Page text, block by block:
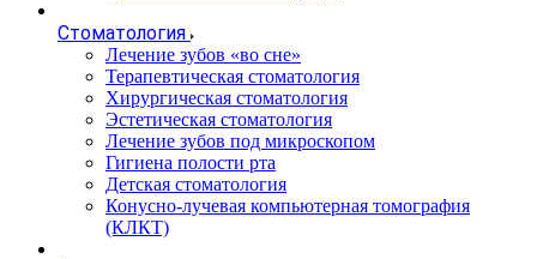
Стоматология
Лечение зубов «во сне»
Терапевтическая стоматология
Хирургическая стоматология
Эстетическая стоматология
Лечение зубов под микроскопом
Гигиена полости рта
Детская стоматология
Конусно-лучевая компьютерная томография
(КЛКТ)